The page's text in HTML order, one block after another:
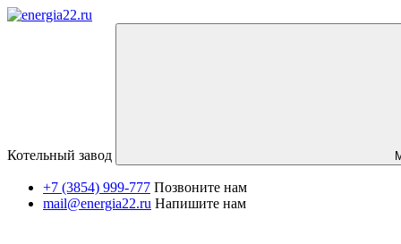
Котельный завод
+7 (3854) 999-777 Позвоните нам
mail@energia22.ru Напишите нам